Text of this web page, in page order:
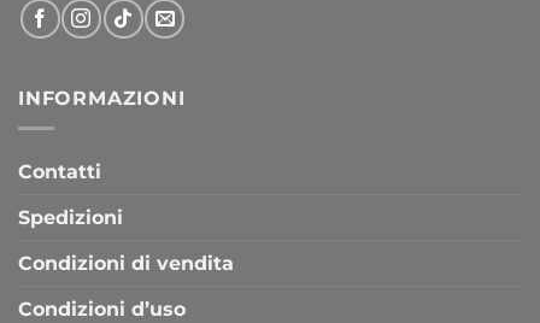
INFORMAZIONI
Contatti
Spedizioni
Condizioni di vendita
Condizioni d’uso